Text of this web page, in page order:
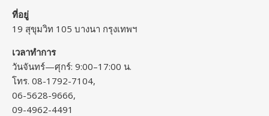
ที่อยู่
19 สุขุมวิท 105 บางนา กรุงเทพฯ
เวลาทำการ
วันจันทร์—ศุกร์: 9:00–17:00 น.
โทร. 08-1792-7104,
06-5628-9666,
09-4962-4491